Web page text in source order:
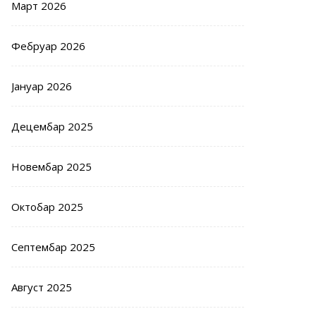
Март 2026
Фебруар 2026
Јануар 2026
Децембар 2025
Новембар 2025
Октобар 2025
Септембар 2025
Август 2025